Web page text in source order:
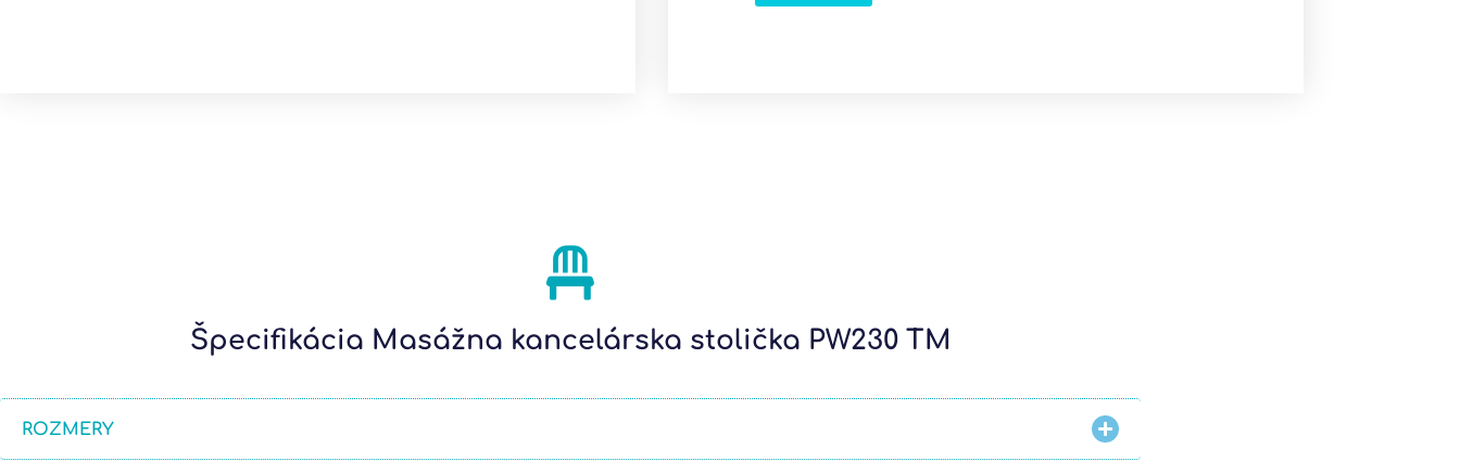
Špecifikácia Masážna kancelárska stolička PW230 TM
ROZMERY